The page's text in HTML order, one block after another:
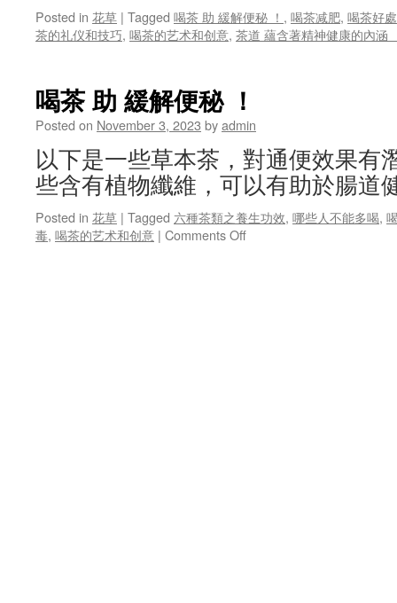
Posted in 花草 | Tagged 喝茶 助 緩解便秘 ！ , 喝茶减肥, 喝茶好
茶的礼仪和技巧, 喝茶的艺术和创意, 茶道 蘊含著精神健康的內涵
喝茶 助 緩解便秘 ！
Posted on November 3, 2023 byadmin
以下是一些草本茶，對通便效果有
些含有植物纖維，可以有助於腸道
Posted in 花草 | Tagged 六種茶類之養生功效, 哪些人不能多喝,
毒, 喝茶的艺术和创意 | Comments Offon